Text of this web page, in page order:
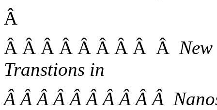
Â
Â Â Â Â Â Â Â Â Â
Transtions in
Â Â Â Â Â Â Â Â Â Â